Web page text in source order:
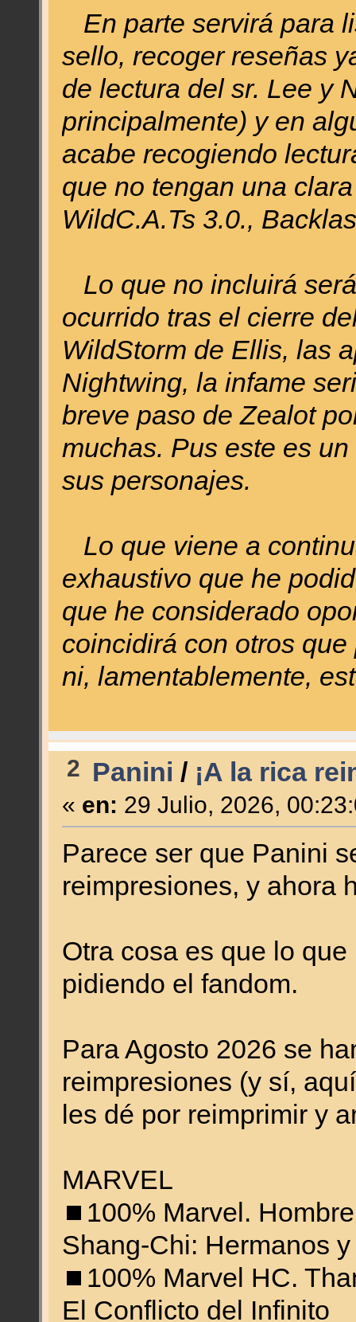
En parte servirá para
sello, recoger reseñas
de lectura del sr. Lee y
principalmente) y en
acabe recogiendo
que no tengan una
WildC.A.Ts 3.0.,
Lo que no incluirá
ocurrido tras el cierre
WildStorm de Ellis, las
Nightwing, la infame
breve paso de Zealot
muchas. Pus este es
sus personajes.
Lo que viene a
exhaustivo que he
que he considerado
coincidirá con otros
ni, lamentablemente,
2 Panini / ¡A la rica
« en: 29 Julio, 2026,
Parece ser que Panini
reimpresiones, y ahora
Otra cosa es que lo
pidiendo el fandom.
Para Agosto 2026 se
reimpresiones (y sí,
les dé por reimprimir y
MARVEL
⏹️100% Marvel.
Shang-Chi: Hermanos
⏹️100% Marvel HC.
El Conflicto del Infinito